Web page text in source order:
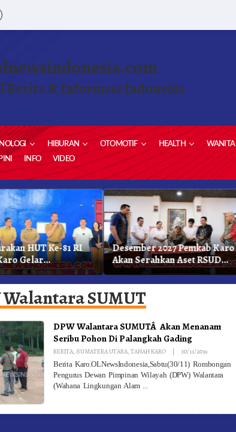
Berita & Informasi Indonesia
HIBURAN OTOMOTIF HEALTH WANITA
INFO VIDEO
HUT Ke-81 RI
Gelar
Olahraga
Desember 2027 Pemkab Karo
Akan Serahkan Aset RSUD
Kabanjahe Ke Moderamen
GBKP
SUMUT
DPW Walantara SUMUTÂ Akan Menanam
Seribu Pohon Di Palangkah Gading
BERITA, SUMATERA UTARA,TANAH KARO | 30/11/2019By
Berita Karo.OLNewsIndonesia,Sabtu(30/11) Rombongan
Pengurus Dewan Pimpinan Wilayah (DPW) Walantara
(Wahana Lingkungan Alam